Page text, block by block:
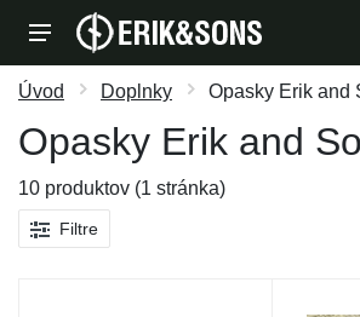
Úvod Doplnky Opasky Erik and
Opasky Erik and
10 produktov (1 stránka)
Filtre